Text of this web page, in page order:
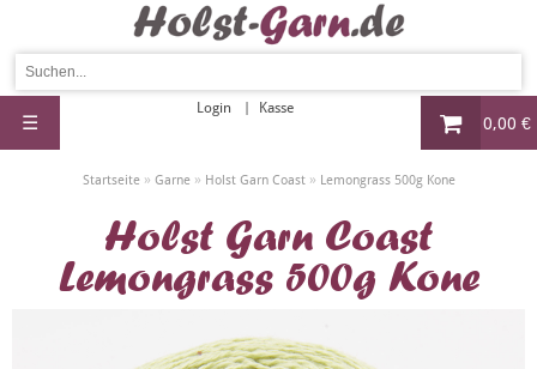
0,00 €
Login Kasse
☰
Startseite» Garne» Holst Garn Coast» Lemongrass 500g Kone
Holst Garn Coast
Lemongrass 500g Kone